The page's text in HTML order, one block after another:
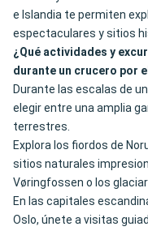
e Islandia te permiten
espectaculares y sitios
¿Qué actividades y
durante un crucero por
Durante las escalas de
elegir entre una amplia
terrestres.
Explora los fiordos de
sitios naturales
Vøringfossen o los
En las capitales
Oslo, únete a visitas